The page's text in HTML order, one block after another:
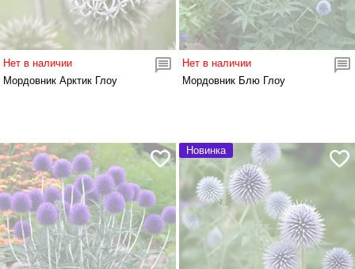
Нет в наличии
Мордовник Арктик Глоу
Нет в наличии
Мордовник Блю Глоу
Новинка